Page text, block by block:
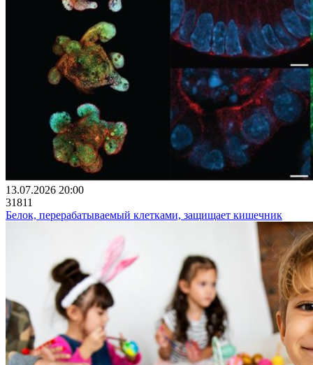
13.07.2026 20:00
31811
Белок, перерабатываемый клетками, защищает кишечник